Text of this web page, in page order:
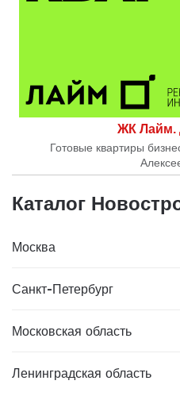
ЖК Лайм.
Готовые квартиры
Каталог
Москва
Санкт-Петербург
Московская область
Ленинградская область